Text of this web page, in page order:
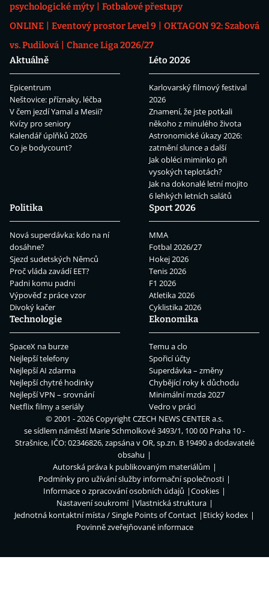
psychologické mýty
Fotbalové přestupy
ONLINE
Eventový prostor Level 9
OKTAGON 92: Szabová
vs. Pudilová
Chance Liga 2026/27
Aktuálně
Epicentrum
Neštovice: příznaky, léčba
V čem jezdí Yamal a Mesii?
Kvízy pro seniory
Kalendář úplňků 2026
Co je bodycount?
Léto 2026
Karlovarský filmový festival
2026
Znamení, že jste potkali
někoho z minulého života
Astronomické úkazy 2026:
zatmění slunce a další
Jak obléci miminko při
vysokých teplotách?
Jak na dokonalé letní mojito
6 lehkých letních salátů
Politika
Nová superdávka: kdo na ní
dosáhne?
Sjezd sudetských Němců
Proč vláda zavádí EET?
Padni komu padni
Výpověď z práce vzor
Divoký kačer
Sport 2026
MMA
Fotbal 2026/27
Hokej 2026
Tenis 2026
F1 2026
Atletika 2026
Cyklistika 2026
Technologie
SpaceX na burze
Nejlepší telefony
Nejlepší AI zdarma
Nejlepší chytré hodinky
Nejlepší VPN – srovnání
Netflix filmy a seriály
Ekonomika
Temu a clo
Spořicí účty
Superdávka – změny
Chybějící roky k důchodu
Minimální mzda 2027
Vedro v práci
© 2001 - 2026 CopyrightCZECH NEWS CENTER a.s.
se sídlem náměstí Marie Schmolkové 3493/1, 100 00 Praha 10 -
Strašnice, IČO: 02346826, zapsána v OR, sp.zn. B 19490 a dodavatelé
obsahu
Autorská práva k publikovaným materiálům
Podmínky pro užívání služby informační společnosti
Informace o zpracování osobních údajů
Cookies
Nastavení soukromí
Vlastnická struktura
Jednotná kontaktní místa / Single Points of Contact
Etický kodex
Povinně zveřejňované informace